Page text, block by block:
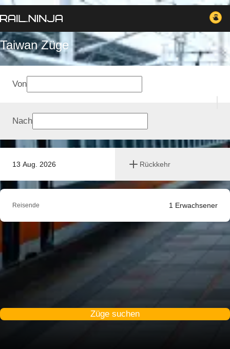
Taiwan Züge
13 Aug. 2026 Rückkehr
Von
Nach
Reisende 1 Erwachsener
Züge suchen